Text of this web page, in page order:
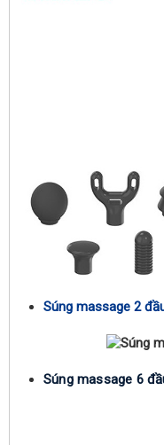
Súng massage 2
Súng massage 6